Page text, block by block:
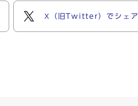
X（旧Twitter）でシェア